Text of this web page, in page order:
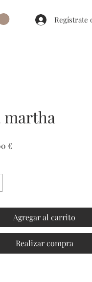
Regístrate
martha
€Precio de oferta
Agregar al carrito
Realizar compra